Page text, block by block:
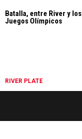
Batalla, entre River y los
Juegos Olímpicos
RIVER PLATE